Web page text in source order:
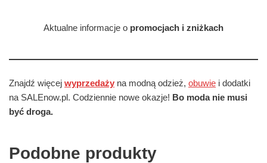
Aktualne informacje o promocjach i zniżkach
Znajdź więcej wyprzedaży na modną odzież, obuwie i dodatki
na SALEnow.pl. Codziennie nowe okazje! Bo moda nie musi
być droga.
Podobne produkty